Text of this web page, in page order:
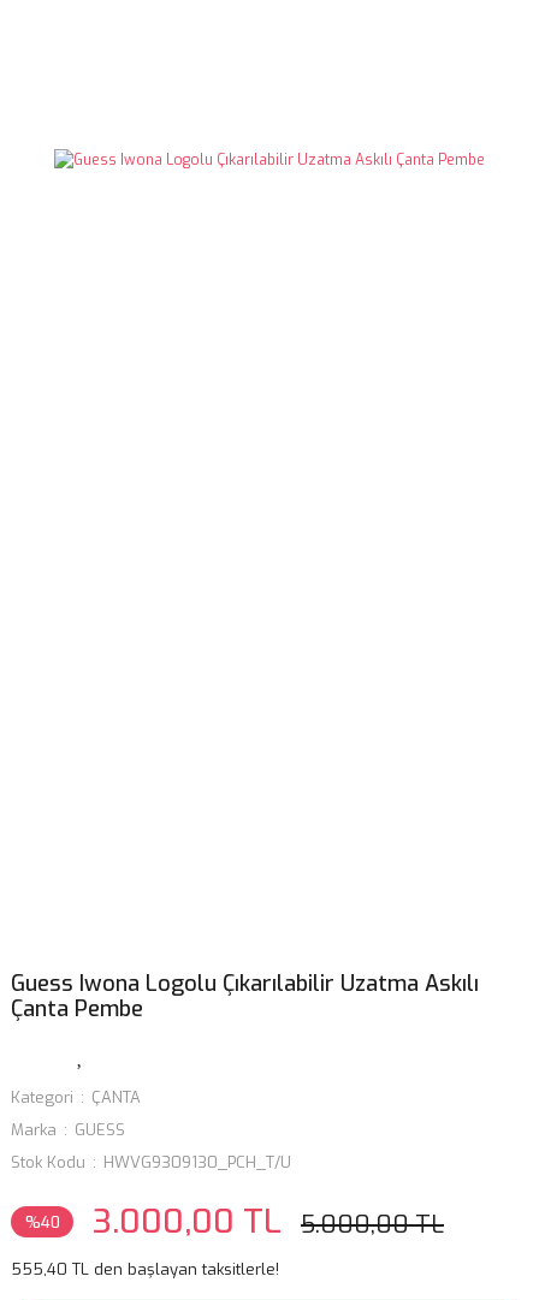
Guess Iwona Logolu Çıkarılabilir Uzatma Askılı
Çanta Pembe
Kategori
ÇANTA
Marka
GUESS
Stok Kodu
HWVG9309130_PCH_T/U
%40 3.000,00 TL 5.000,00 TL
555,40 TL den başlayan taksitlerle!